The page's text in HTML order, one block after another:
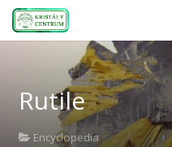
Encyclopedia
Mineral Power
Rutile
Encyclopedia